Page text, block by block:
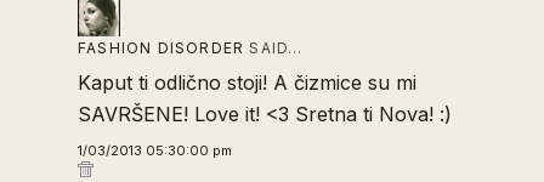
FASHION DISORDER SAID…
Kaput ti odlično stoji! A čizmice su mi
SAVRŠENE! Love it! <3 Sretna ti Nova! :)
1/03/2013 05:30:00 pm